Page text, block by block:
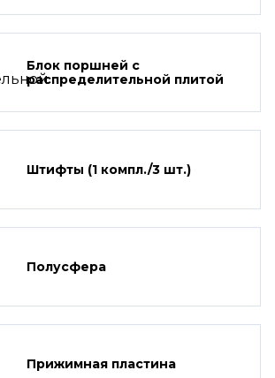
Блок поршней c
распределительной плитой
Штифты (1 компл./3 шт.)
Полусфера
Прижимная пластина